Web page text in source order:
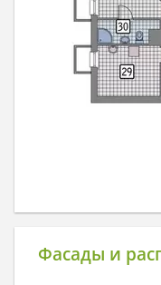
Фасады и